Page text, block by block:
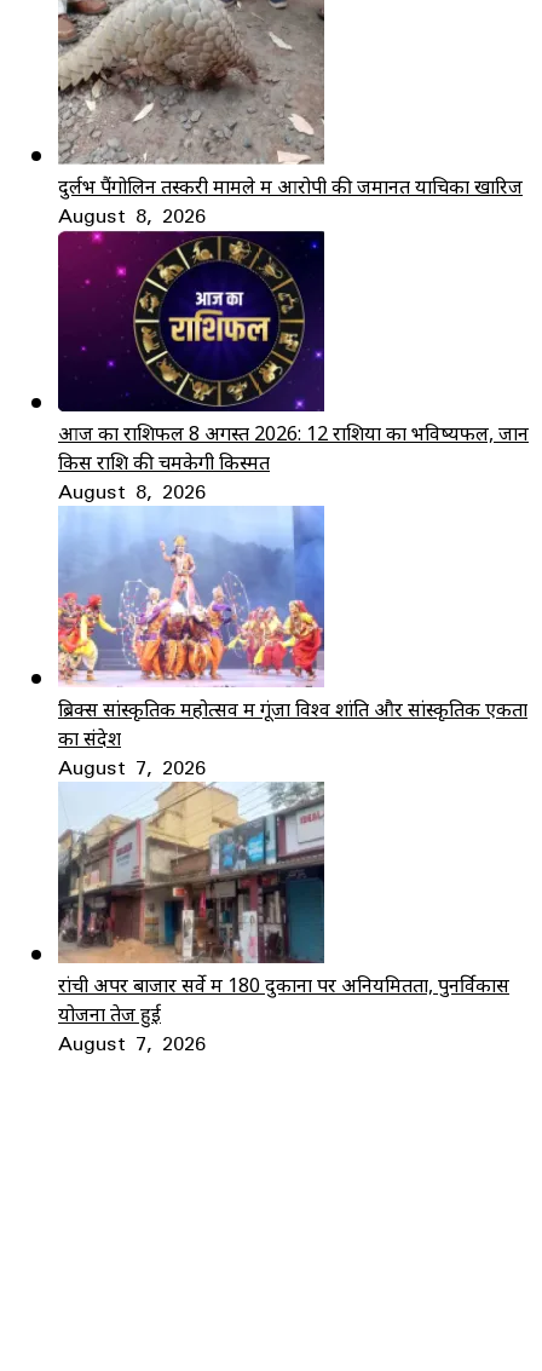
दुर्लभ पैंगोलिन तस्करी मामले में आरोपी की जमानत याचिका खारिज
August 8, 2026
आज का राशिफल 8 अगस्त 2026: 12 राशियों का भविष्यफल, जानें
किस राशि की चमकेगी किस्मत
August 8, 2026
ब्रिक्स सांस्कृतिक महोत्सव में गूंजा विश्व शांति और सांस्कृतिक एकता
का संदेश
August 7, 2026
रांची अपर बाजार सर्वे में 180 दुकानों पर अनियमितता, पुनर्विकास
योजना तेज हुई
August 7, 2026